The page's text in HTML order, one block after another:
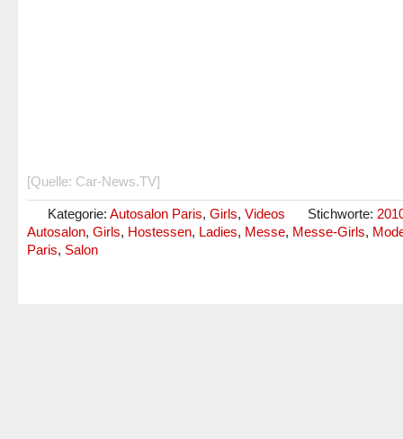
[Quelle: Car-News.TV]
Kategorie: Autosalon Paris, Girls, Videos Stichworte:
Autosalon, Girls, Hostessen, Ladies, Messe, Messe-Girls,
Paris, Salon